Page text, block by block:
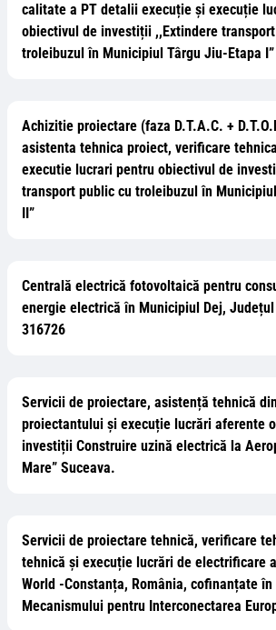
calitate a PT detalii execuție și execuție
obiectivul de investiții ,,Extindere
troleibuzul în Municipiul Târgu Jiu-Etapa I”
Achizitie proiectare (faza D.T.A.C. +
asistenta tehnica proiect, verificare
executie lucrari pentru obiectivul de
transport public cu troleibuzul în
II”
Centrală electrică fotovoltaică pentru
energie electrică în Municipiul Dej, Județul
316726
Servicii de proiectare, asistență tehnică
proiectantului și execuție lucrări aferente
investiții Construire uzină electrică la
Mare” Suceava.
Servicii de proiectare tehnică, verificare
tehnică și execuție lucrări de electrificare
World -Constanța, România, cofinanțate în
Mecanismului pentru Interconectarea